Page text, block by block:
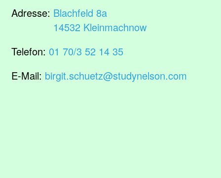
Adresse: Blachfeld 8a
14532 Kleinmachnow
Telefon: 01 70/3 52 14 35
E-Mail: birgit.schuetz@studynelson.com